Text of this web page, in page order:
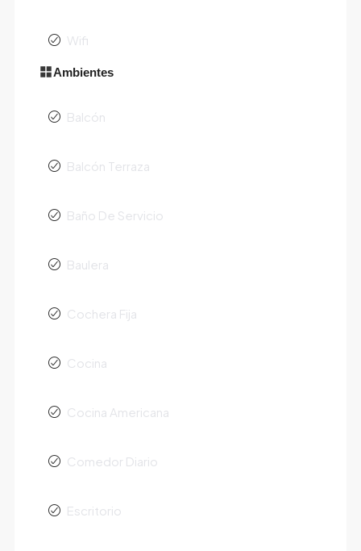
Wifi
Ambientes
Balcón
Balcón Terraza
Baño De Servicio
Baulera
Cochera Fija
Cocina
Cocina Americana
Comedor Diario
Escritorio